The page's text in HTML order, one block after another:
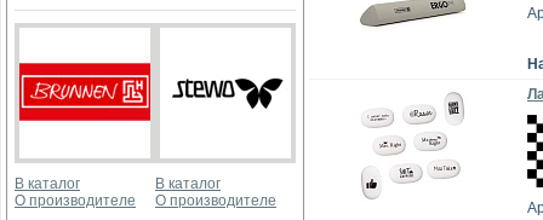
В каталог
О производителе
В каталог
О производителе